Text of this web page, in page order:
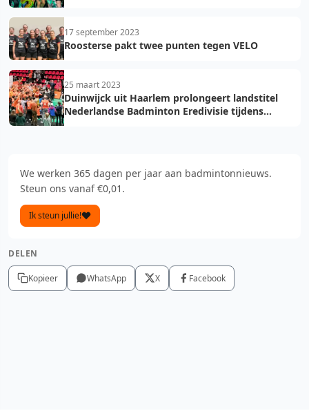
17 september 2023
Roosterse pakt twee punten tegen VELO
25 maart 2023
Duinwijck uit Haarlem prolongeert landstitel
Nederlandse Badminton Eredivisie tijdens
We werken 365 dagen per jaar aan badmintonnieuws.
Steun ons vanaf €0,01.
Ik steun jullie!
DELEN
Kopieer WhatsApp X Facebook